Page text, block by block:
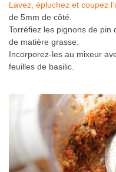
Lavez, épluchez et coupez
de 5mm de côté.
Torréfiez les pignons de pin
de matière grasse.
Incorporez-les au mixeur
feuilles de basilic.